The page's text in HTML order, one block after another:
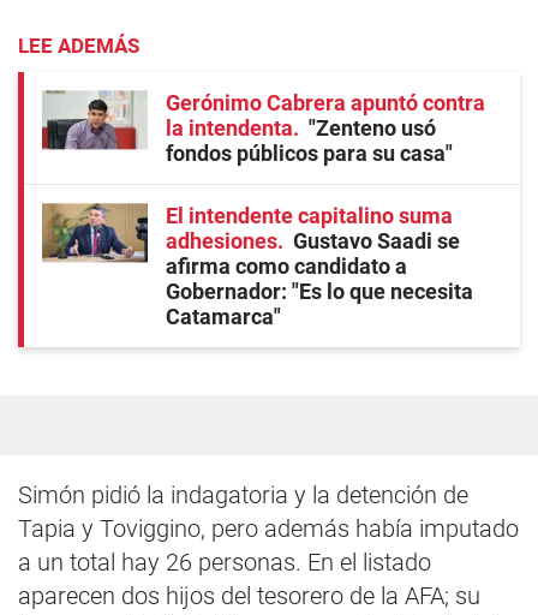
LEE ADEMÁS
Gerónimo Cabrera apuntó contra
la intendenta
"Zenteno usó
fondos públicos para su casa"
El intendente capitalino suma
adhesiones
Gustavo Saadi se
afirma como candidato a
Gobernador: "Es lo que necesita
Catamarca"
Simón pidió la indagatoria y la detención de
Tapia y Toviggino, pero además había imputado
a un total hay 26 personas. En el listado
aparecen dos hijos del tesorero de la AFA; su